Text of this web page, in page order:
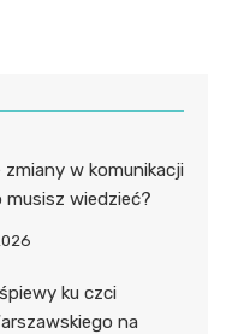
zmiany w komunikacji
musisz wiedzieć?
ku czci
na